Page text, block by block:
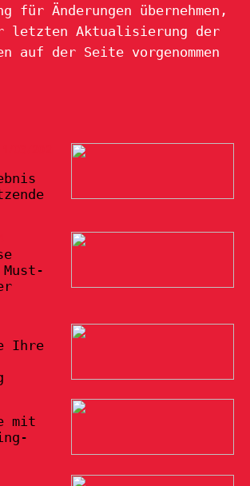
für Änderungen übernehmen,
letzten Aktualisierung der
auf der Seite vorgenommen
Ihre
mit